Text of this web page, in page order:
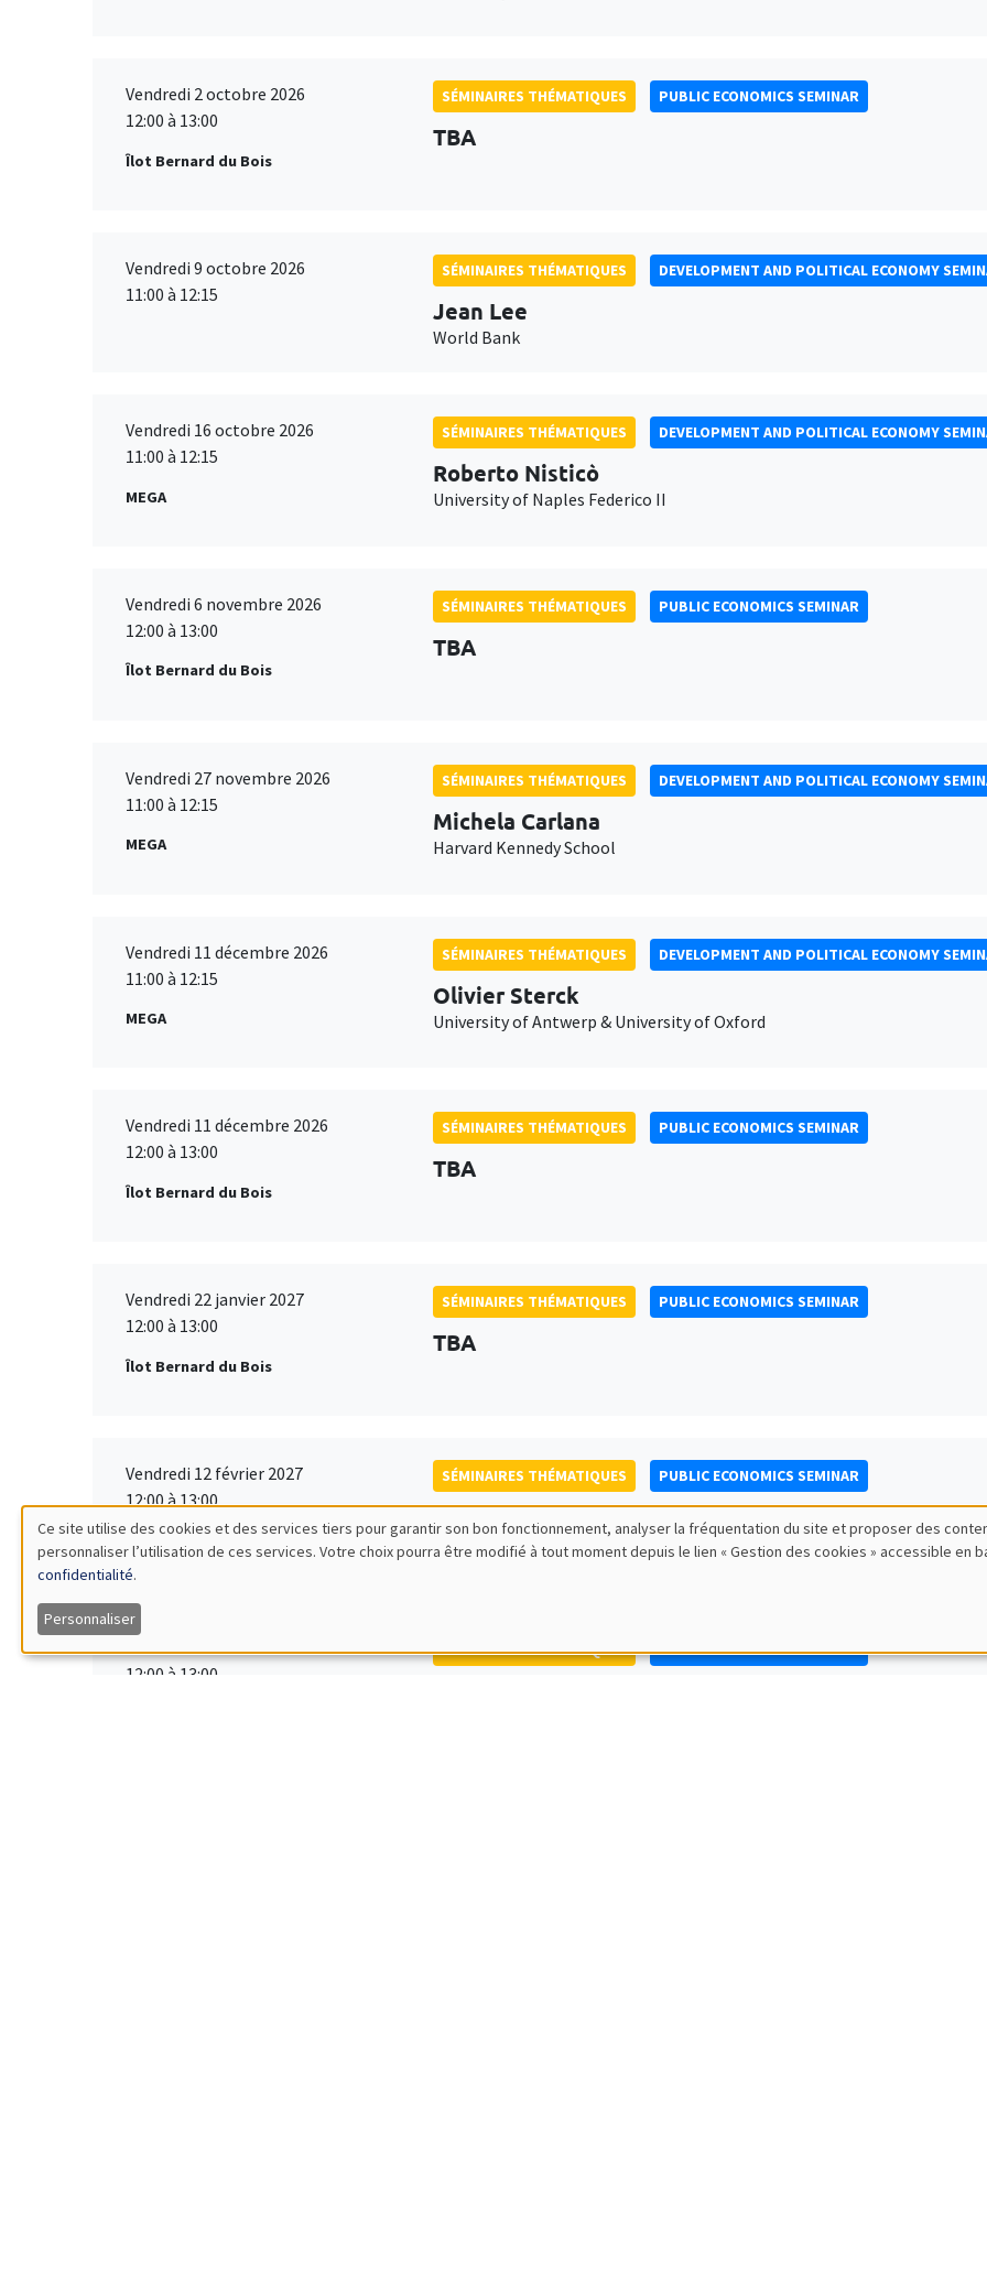
Vendredi 2 octobre 2026
12:00 à 13:00
Îlot Bernard du Bois
SÉMINAIRES THÉMATIQUES PUBLIC ECONOMICS SEMINAR
TBA
Vendredi 9 octobre 2026
11:00 à 12:15
SÉMINAIRES THÉMATIQUES DEVELOPMENT AND POLITICAL ECONOMY
Jean Lee
World Bank
Vendredi 16 octobre 2026
11:00 à 12:15
MEGA
SÉMINAIRES THÉMATIQUES DEVELOPMENT AND POLITICAL ECONOMY
Roberto Nisticò
University of Naples Federico II
Vendredi 6 novembre 2026
12:00 à 13:00
Îlot Bernard du Bois
SÉMINAIRES THÉMATIQUES PUBLIC ECONOMICS SEMINAR
TBA
Vendredi 27 novembre 2026
11:00 à 12:15
MEGA
SÉMINAIRES THÉMATIQUES DEVELOPMENT AND POLITICAL ECONOMY
Michela Carlana
Harvard Kennedy School
Vendredi 11 décembre 2026
11:00 à 12:15
MEGA
SÉMINAIRES THÉMATIQUES DEVELOPMENT AND POLITICAL ECONOMY
Olivier Sterck
University of Antwerp & University of Oxford
Vendredi 11 décembre 2026
12:00 à 13:00
Îlot Bernard du Bois
SÉMINAIRES THÉMATIQUES PUBLIC ECONOMICS SEMINAR
TBA
Vendredi 22 janvier 2027
12:00 à 13:00
Îlot Bernard du Bois
SÉMINAIRES THÉMATIQUES PUBLIC ECONOMICS SEMINAR
TBA
Vendredi 12 février 2027
12:00 à 13:00
Îlot Bernard du Bois
SÉMINAIRES THÉMATIQUES PUBLIC ECONOMICS SEMINAR
TBA
Vendredi 19 mars 2027
12:00 à 13:00
SÉMINAIRES THÉMATIQUES PUBLIC ECONOMICS SEMINAR
Utilisation
des
données
Ce site utilise des cookies et des services tiers pour garantir son bon fonctionnement, analyser la fréquentation du site et proposer des
personnaliser l’utilisation de ces services. Votre choix pourra être modifié à tout moment depuis le lien « Gestion des cookies » accessible en
confidentialité.
Personnaliser